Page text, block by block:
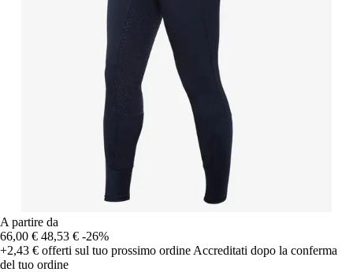
A partire da
66,00 € 48,53 € -26%
+2,43 € offerti sul tuo prossimo ordine Accreditati dopo la conferma
del tuo ordine